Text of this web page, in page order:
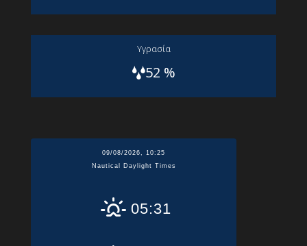
Yγρασία
52 %
09/08/2026, 10:25
Nautical Daylight Times
05:31